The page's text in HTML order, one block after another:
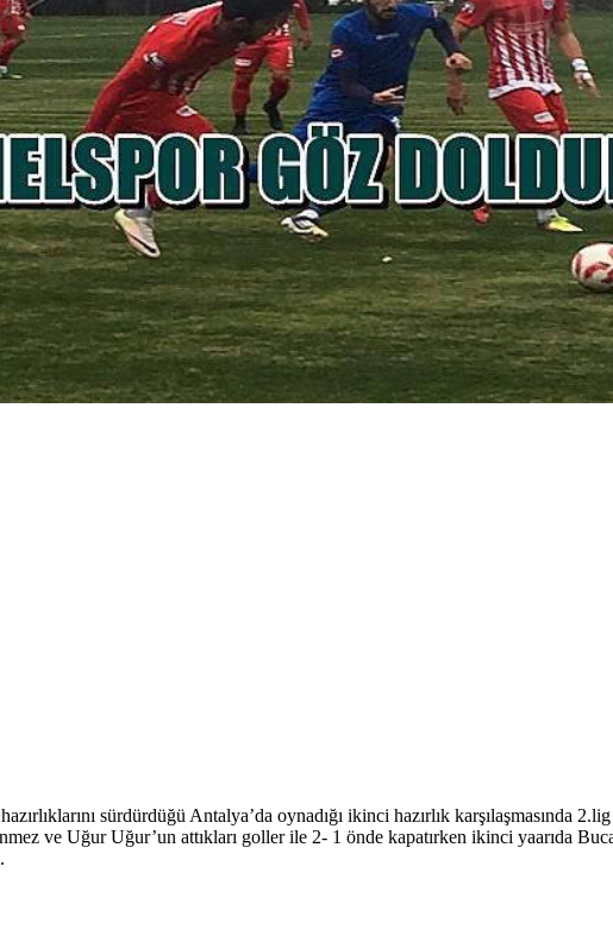
sürdürdüğü Antalya’da oynadığı ikinci hazırlık karşılaşmasında
ve Uğur Uğur’un attıkları goller ile 2- 1 önde kapatırken ikinci yaarıda